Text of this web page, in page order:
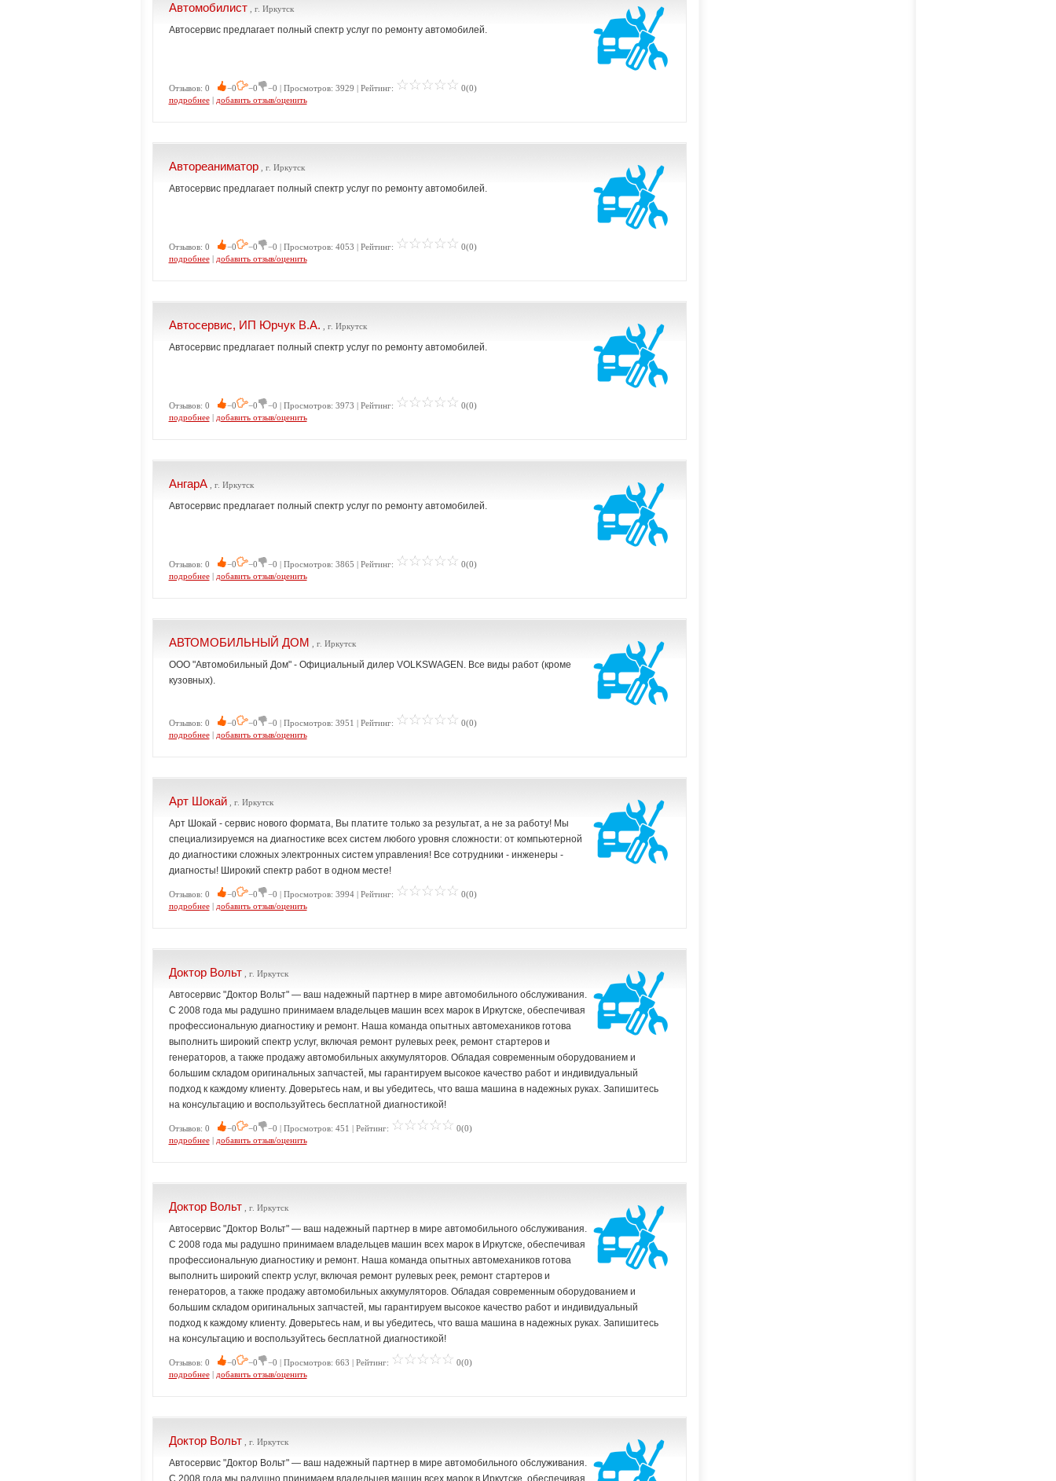
Автомобилист, г. Иркутск
Автосервис предлагает полный спектр услуг по ремонту автомобилей.
Отзывов: 0 −0 −0 −0 | Просмотров: 3929 | Рейтинг:
0(0)
подробнее| добавить отзыв/оценить
Автореаниматор, г. Иркутск
Автосервис предлагает полный спектр услуг по ремонту автомобилей.
Отзывов: 0 −0 −0 −0 | Просмотров: 4053 | Рейтинг:
0(0)
подробнее| добавить отзыв/оценить
Автосервис, ИП Юрчук В.А. , г. Иркутск
Автосервис предлагает полный спектр услуг по ремонту автомобилей.
Отзывов: 0 −0 −0 −0 | Просмотров: 3973 | Рейтинг:
0(0)
подробнее| добавить отзыв/оценить
АнгарА, г. Иркутск
Автосервис предлагает полный спектр услуг по ремонту автомобилей.
Отзывов: 0 −0 −0 −0 | Просмотров: 3865 | Рейтинг:
0(0)
подробнее| добавить отзыв/оценить
АВТОМОБИЛЬНЫЙ ДОМ , г. Иркутск
ООО "Автомобильный Дом" - Официальный дилер VOLKSWAGEN. Все виды работ (кроме
кузовных).
Отзывов: 0 −0 −0 −0 | Просмотров: 3951 | Рейтинг:
0(0)
подробнее| добавить отзыв/оценить
Арт Шокай, г. Иркутск
Арт Шокай - сервис нового формата, Вы платите только за результат, а не за работу! Мы
специализируемся на диагностике всех систем любого уровня сложности: от компьютерной
до диагностики сложных электронных систем управления! Все сотрудники - инженеры -
диагносты! Широкий спектр работ в одном месте!
Отзывов: 0 −0 −0 −0 | Просмотров: 3994 | Рейтинг:
0(0)
подробнее| добавить отзыв/оценить
Доктор Вольт, г. Иркутск
Автосервис "Доктор Вольт" — ваш надежный партнер в мире автомобильного обслуживания.
С 2008 года мы радушно принимаем владельцев машин всех марок в Иркутске, обеспечивая
профессиональную диагностику и ремонт. Наша команда опытных автомехаников готова
выполнить широкий спектр услуг, включая ремонт рулевых реек, ремонт стартеров и
генераторов, а также продажу автомобильных аккумуляторов. Обладая современным оборудованием и
большим складом оригинальных запчастей, мы гарантируем высокое качество работ и индивидуальный
подход к каждому клиенту. Доверьтесь нам, и вы убедитесь, что ваша машина в надежных руках. Запишитесь
на консультацию и воспользуйтесь бесплатной диагностикой!
Отзывов: 0 −0 −0 −0 | Просмотров: 451 | Рейтинг:
0(0)
подробнее| добавить отзыв/оценить
Доктор Вольт, г. Иркутск
Автосервис "Доктор Вольт" — ваш надежный партнер в мире автомобильного обслуживания.
С 2008 года мы радушно принимаем владельцев машин всех марок в Иркутске, обеспечивая
профессиональную диагностику и ремонт. Наша команда опытных автомехаников готова
выполнить широкий спектр услуг, включая ремонт рулевых реек, ремонт стартеров и
генераторов, а также продажу автомобильных аккумуляторов. Обладая современным оборудованием и
большим складом оригинальных запчастей, мы гарантируем высокое качество работ и индивидуальный
подход к каждому клиенту. Доверьтесь нам, и вы убедитесь, что ваша машина в надежных руках. Запишитесь
на консультацию и воспользуйтесь бесплатной диагностикой!
Отзывов: 0 −0 −0 −0 | Просмотров: 663 | Рейтинг:
0(0)
подробнее| добавить отзыв/оценить
Доктор Вольт, г. Иркутск
Автосервис "Доктор Вольт" — ваш надежный партнер в мире автомобильного обслуживания.
С 2008 года мы радушно принимаем владельцев машин всех марок в Иркутске, обеспечивая